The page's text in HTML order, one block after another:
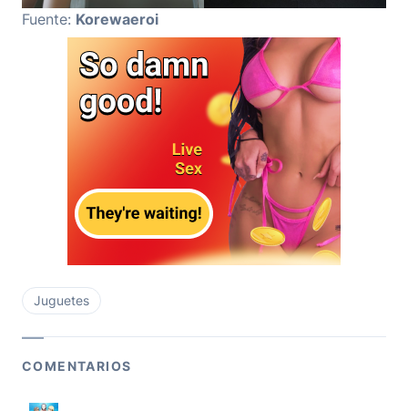
Fuente: Korewaeroi
Juguetes
COMENTARIOS